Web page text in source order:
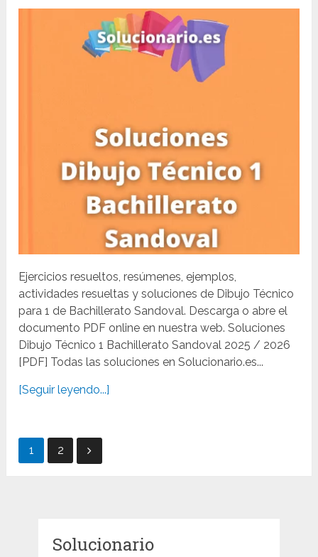
Ejercicios resueltos, resúmenes, ejemplos,
actividades resueltas y soluciones de Dibujo Técnico
para 1 de Bachillerato Sandoval. Descarga o abre el
documento PDF online en nuestra web. Soluciones
Dibujo Técnico 1 Bachillerato Sandoval 2025 / 2026
[PDF] Todas las soluciones en Solucionario.es...
[Seguir leyendo...]
Paginación
1 2
Solucionario